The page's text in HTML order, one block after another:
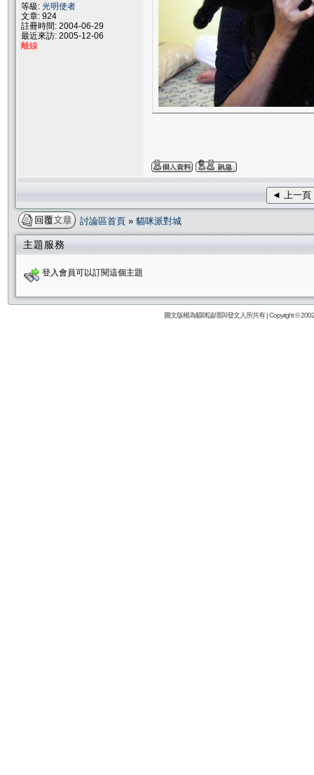
等級: 光明使者
文章: 924
註冊時間: 2004-06-29
最近來訪: 2005-12-06
離線
◄ 上一頁
討論區首頁 » 貓咪派對城
主題服務
登入會員可以訂閱這個主題
圖文版權為貓咪論壇與發文人所共有 | Copyright ©